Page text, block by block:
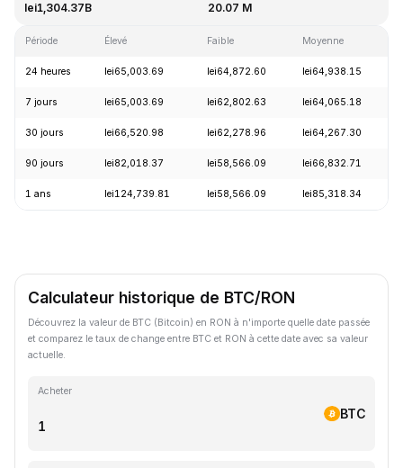
lei1,304.37B 20.07 M
Période Élevé Faible Moyenne
24 heures lei65,003.69 lei64,872.60 lei64,938.15
7 jours lei65,003.69 lei62,802.63 lei64,065.18
30 jours lei66,520.98 lei62,278.96 lei64,267.30
90 jours lei82,018.37 lei58,566.09 lei66,832.71
1 ans lei124,739.81 lei58,566.09 lei85,318.34
Calculateur historique de BTC/RON
Découvrez la valeur de BTC (Bitcoin) en RON à n'importe quelle date passée
et comparez le taux de change entre BTC et RON à cette date avec sa valeur
actuelle.
Acheter
BTC